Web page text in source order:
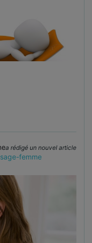
a rédigé un nouvel article
femme